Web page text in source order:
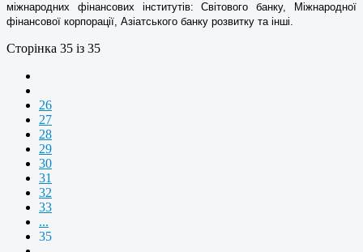
міжнародних фінансових інститутів: Світового банку, Міжнародної
фінансової корпорації, Азіатського банку розвитку та інші.
Сторінка 35 із 35
26
27
28
29
30
31
32
33
...
35